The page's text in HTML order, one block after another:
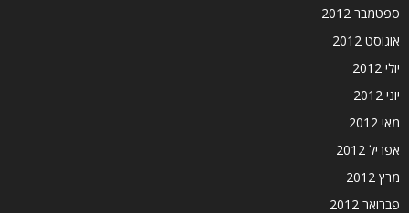
ספטמבר 2012
אוגוסט 2012
יולי 2012
יוני 2012
מאי 2012
אפריל 2012
מרץ 2012
פברואר 2012